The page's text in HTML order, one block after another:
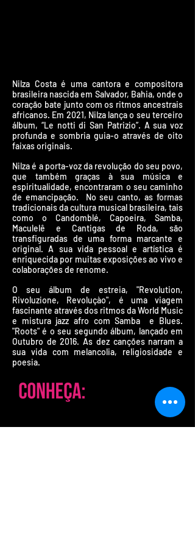
Nilza Costa é uma cantora e compositora
brasileira nascida em Salvador, Bahia, onde o
coração bate junto com os ritmos ancestrais
africanos. Em 2021, Nilza lança o seu terceiro
álbum, “Le notti di San Patrizio”. A sua voz
profunda e sombria guia-o através de oito
faixas originais.
Nilza é a porta-voz da revolução do seu povo,
que também graças à sua música e
espiritualidade, encontraram o seu caminho
de emancipação. No seu canto, as formas
tradicionais da cultura musical brasileira, tais
como o Candomblé, Capoeira, Samba,
Maculelê e Cantigas de Roda, são
transfiguradas de uma forma marcante e
original. A sua vida pessoal e artística é
enriquecida por muitas exposições ao vivo e
colaborações de renome.
O seu álbum de estreia, "Revolution,
Rivoluzione, Revoluçào", é uma viagem
fascinante através dos ritmos da World Music
e mistura jazz afro com Samba e Blues.
"Roots" é o seu segundo álbum, lançado em
Outubro de 2016. As dez canções narram a
sua vida com melancolia, religiosidade e
poesia.